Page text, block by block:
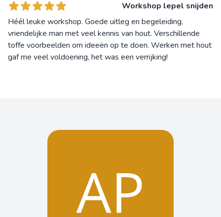
Workshop lepel snijden
Héél leuke workshop. Goede uitleg en begeleiding,
vriendelijke man met veel kennis van hout. Verschillende
toffe voorbeelden om ideeën op te doen. Werken met hout
gaf me veel voldoening, het was een verrijking!